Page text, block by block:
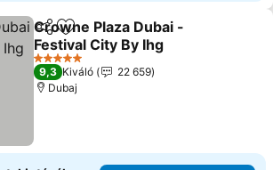
MegosztásHozzáadás a kedvencekhez
Crowne Plaza Dubai -
Festival City By Ihg
Árak megjelenítése
5 Kategória
9,3 Kiváló
22 659
Dubaj